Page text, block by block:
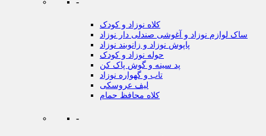
کلاه نوزاد و کودک
ساک لوازم نوزاد و آغوشی صندلی دار نوزاد
پاپوش نوزاد و زانوبند نوزاد
حوله نوزاد و کودک
پد سینه و گوش پاک کن
تاب و گهواره نوزاد
لیف عروسکی
کلاه محافظ حمام
-